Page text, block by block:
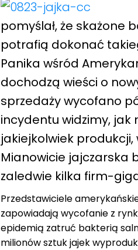
pomyślał, że skażone
potrafią dokonać
Panika wśród
dochodzą wieści o
sprzedaży wycofano
incydentu widzimy,
jakiejkolwiek
Mianowicie jajczarska
zaledwie kilka firm-
Przedstawiciele
zapowiadają wycofanie z
epidemią zatruć bakterią
milionów sztuk jajek